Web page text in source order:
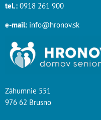
tel.: 0918 261 900
e-mail: info@hronov.sk
Záhumnie 551
976 62 Brusno